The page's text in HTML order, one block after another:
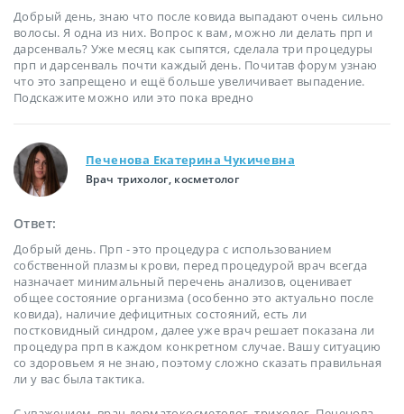
Добрый день, знаю что после ковида выпадают очень сильно
волосы. Я одна из них. Вопрос к вам, можно ли делать прп и
дарсенваль? Уже месяц как сыпятся, сделала три процедуры
прп и дарсенваль почти каждый день. Почитав форум узнаю
что это запрещено и ещё больше увеличивает выпадение.
Подскажите можно или это пока вредно
Печенова Екатерина Чукичевна
Врач трихолог, косметолог
Ответ:
Добрый день. Прп - это процедура с использованием
собственной плазмы крови, перед процедурой врач всегда
назначает минимальный перечень анализов, оценивает
общее состояние организма (особенно это актуально после
ковида), наличие дефицитных состояний, есть ли
постковидный синдром, далее уже врач решает показана ли
процедура прп в каждом конкретном случае. Вашу ситуацию
со здоровьем я не знаю, поэтому сложно сказать правильная
ли у вас была тактика.